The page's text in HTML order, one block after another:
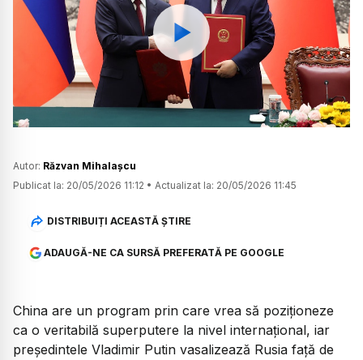
Watch
Autor: Răzvan Mihalașcu
Publicat la: 20/05/2026 11:12 • Actualizat la: 20/05/2026 11:45
DISTRIBUIȚI ACEASTĂ ȘTIRE
ADAUGĂ-NE CA SURSĂ PREFERATĂ PE GOOGLE
China are un program prin care vrea să poziționeze
ca o veritabilă superputere la nivel internațional, iar
președintele Vladimir Putin vasalizează Rusia față de